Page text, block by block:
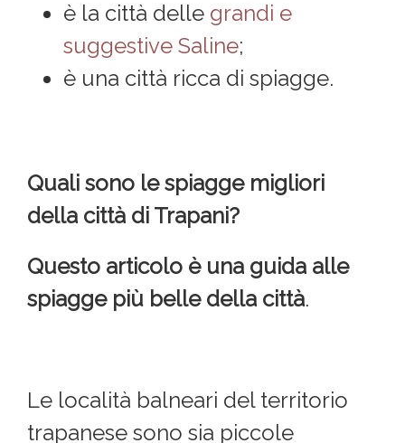
è la città delle grandi e
suggestive Saline;
è una città ricca di spiagge.
Quali sono le spiagge migliori
della città di Trapani?
Questo articolo è una guida alle
spiagge più belle della città.
Le località balneari del territorio
trapanese sono sia piccole